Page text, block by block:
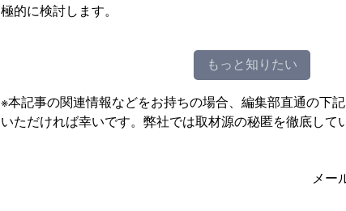
極的に検討します。
もっと知りたい
※本記事の関連情報などをお持ちの場合、編集部直通の下
いただければ幸いです。弊社では取材源の秘匿を徹底して
メー